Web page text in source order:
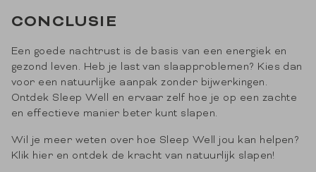
CONCLUSIE
Een goede nachtrust is de basis van een energiek en
gezond leven. Heb je last van slaapproblemen? Kies dan
voor een natuurlijke aanpak zonder bijwerkingen.
Ontdek Sleep Well en ervaar zelf hoe je op een zachte
en effectieve manier beter kunt slapen.
Wil je meer weten over hoe Sleep Well jou kan helpen?
Klik hier en ontdek de kracht van natuurlijk slapen!